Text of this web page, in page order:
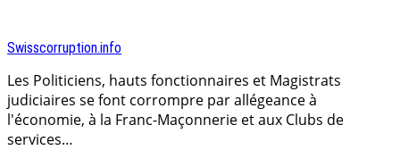
Swisscorruption.info
Les Politiciens, hauts fonctionnaires et Magistrats
judiciaires se font corrompre par allégeance à
l'économie, à la Franc-Maçonnerie et aux Clubs de
services…